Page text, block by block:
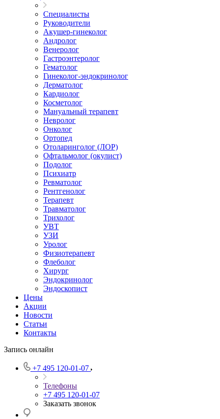
Специалисты
Руководители
Акушер-гинеколог
Андролог
Венеролог
Гастроэнтеролог
Гематолог
Гинеколог-эндокринолог
Дерматолог
Кардиолог
Косметолог
Мануальный терапевт
Невролог
Онколог
Ортопед
Отоларинголог (ЛОР)
Офтальмолог (окулист)
Подолог
Психиатр
Ревматолог
Рентгенолог
Терапевт
Травматолог
Трихолог
УВТ
УЗИ
Уролог
Физиотерапевт
Флеболог
Хирург
Эндокринолог
Эндоскопист
Цены
Акции
Новости
Статьи
Контакты
Запись онлайн
+7 495 120-01-07
Телефоны
+7 495 120-01-07
Заказать звонок